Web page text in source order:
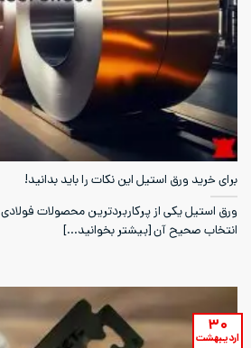
برای خرید ورق استیل این نکات را باید بدانید!
ورق استیل یکی از پرکاربردترین محصولات
انتخاب صحیح آن [بیشتر بخوانید...]
۳۰
اردیبهشت